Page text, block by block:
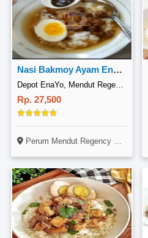
Nasi Bakmoy Ayam Enayo
Depot EnaYo, Mendut Regency
Rp. 27,500
Perum Mendut Regency Blok A No. 19, Banyuwangi Kota, Banyuwangi